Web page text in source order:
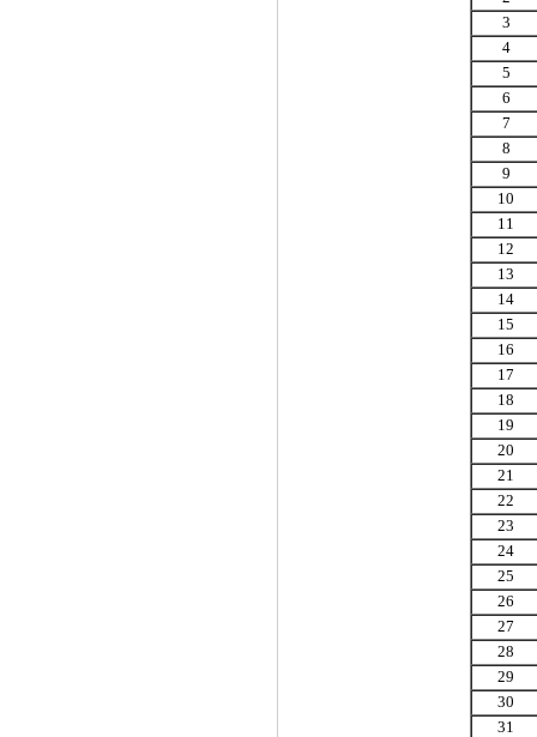
3
4
5
6
7
8
9
10
11
12
13
14
15
16
17
18
19
20
21
22
23
24
25
26
27
28
29
30
31